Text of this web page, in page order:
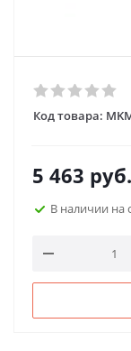
Код товара:
5 463 руб.
В наличии на